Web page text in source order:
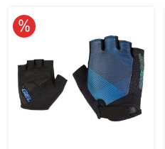
10% reduziert